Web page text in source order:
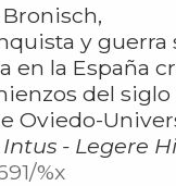
y guerra
en la España
del
Oviedo-
Intus - Legere
%x